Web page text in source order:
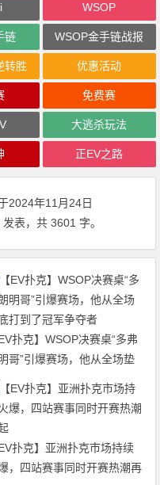
WSOP
链 WSOP金手链战报
转胜 优惠活动
免费赛
大逃杀玩法
正EV之路
2024年11月24日
发表，共 3601 字。
EV扑克】WSOP决赛桌“多弗
哥”引爆赛场，他从全场垫
到了冠军争夺者
EV扑克】亚洲扑克市场持续
，四站赛事同时开赛热潮再